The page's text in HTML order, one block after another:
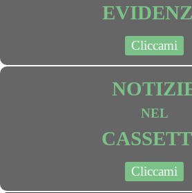
Cliccami
NEL
Cliccami